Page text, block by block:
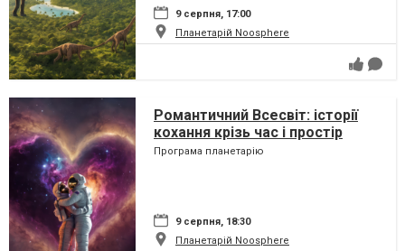
9 серпня, 17:00
Планетарій Noosphere
Романтичний Всесвіт: історії
кохання крізь час і простір
Програма планетарію
9 серпня, 18:30
Планетарій Noosphere